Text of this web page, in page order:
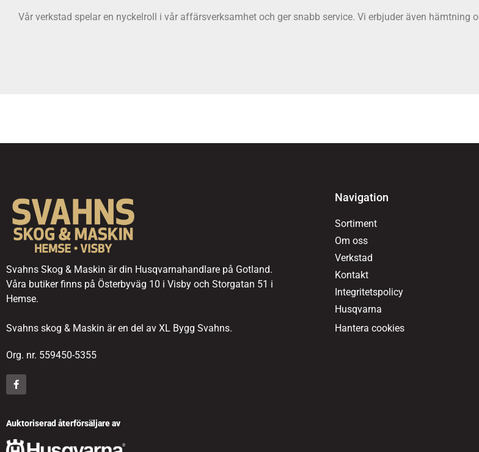
Vår verkstad spelar en nyckelroll i vår affärsverksamhet och ger snabb service. Vi erbjuder även hämtning
Svahns Skog & Maskin är din Husqvarnahandlare på Gotland.
Våra butiker finns på Österbyväg 10 i Visby och Storgatan 51 i
Hemse.
Svahns skog & Maskin är en del av XL Bygg Svahns.
Org. nr. 559450-5355
Auktoriserad återförsäljare av
Navigation
Sortiment
Om oss
Verkstad
Kontakt
Integritetspolicy
Husqvarna
Hantera cookies